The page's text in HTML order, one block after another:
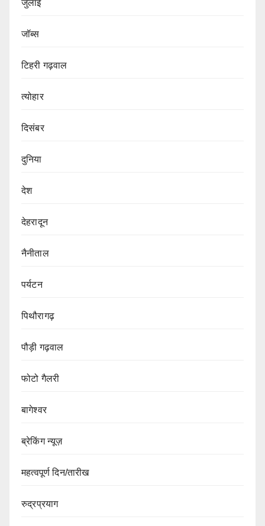
जुलाई
जॉब्स
टिहरी गढ़वाल
त्योहार
दिसंबर
दुनिया
देश
देहरादून
नैनीताल
पर्यटन
पिथौरागढ़
पौड़ी गढ़वाल
फोटो गैलरी
बागेश्वर
ब्रेकिंग न्यूज़
महत्वपूर्ण दिन/तारीख
रुद्रप्रयाग